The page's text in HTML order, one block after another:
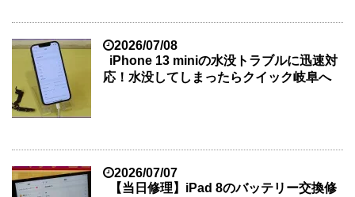
2026/07/08
iPhone 13 miniの水没トラブルに迅速対
応！水没してしまったらクイック岐阜へ
2026/07/07
【当日修理】iPad 8のバッテリー交換修